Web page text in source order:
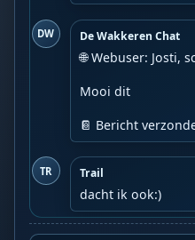
DW De Wakkeren Chat
🌐 Webuser: Josti,
Mooi dit
📔 Bericht
TR Trail
dacht ik ook:)